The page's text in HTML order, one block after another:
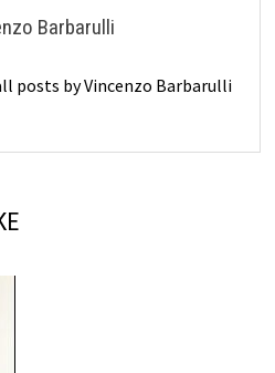
Barbarulli
posts by Vincenzo Barbarulli